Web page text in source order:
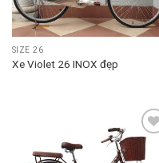
SIZE 26
Xe Violet 26 INOX đẹp
Add to
wishlist